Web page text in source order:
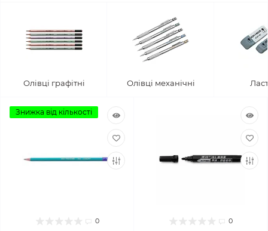
Олівці графітні Олівці механічні
Знижка від кількості
0 0